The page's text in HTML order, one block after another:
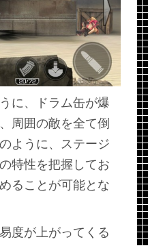
に、ドラム缶が爆
周囲の敵を全て倒
ように、ステージ
特性を把握してお
ることが可能とな
度が上がってくる